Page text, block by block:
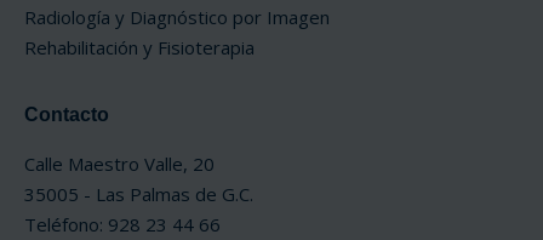
Radiología y Diagnóstico por Imagen
Rehabilitación y Fisioterapia
Contacto
Calle Maestro Valle, 20
35005 - Las Palmas de G.C.
Teléfono: 928 23 44 66